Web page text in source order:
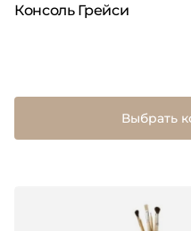
Консоль Грейси
Выбрать